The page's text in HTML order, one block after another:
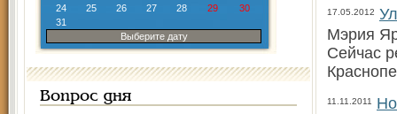
24
25 26 27 28 29
30
31
Выберите дату
Вопрос дня
17.05.2012
Мэрия
Сейчас
11.11.2011